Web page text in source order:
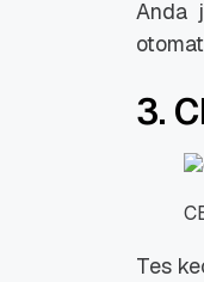
Anda
3.
Tes